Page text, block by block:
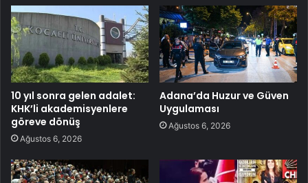
10 yıl sonra gelen adalet:
KHK’li akademisyenlere
göreve dönüş
Ağustos 6, 2026
Adana’da Huzur ve Güven
Uygulaması
Ağustos 6, 2026